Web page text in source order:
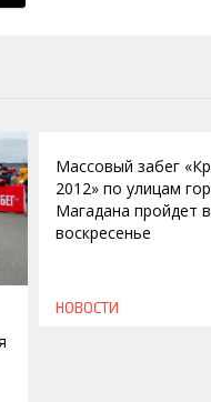
Массовый забег
2012» по улицам
Магадана пройдет в
воскресенье
НОВОСТИ